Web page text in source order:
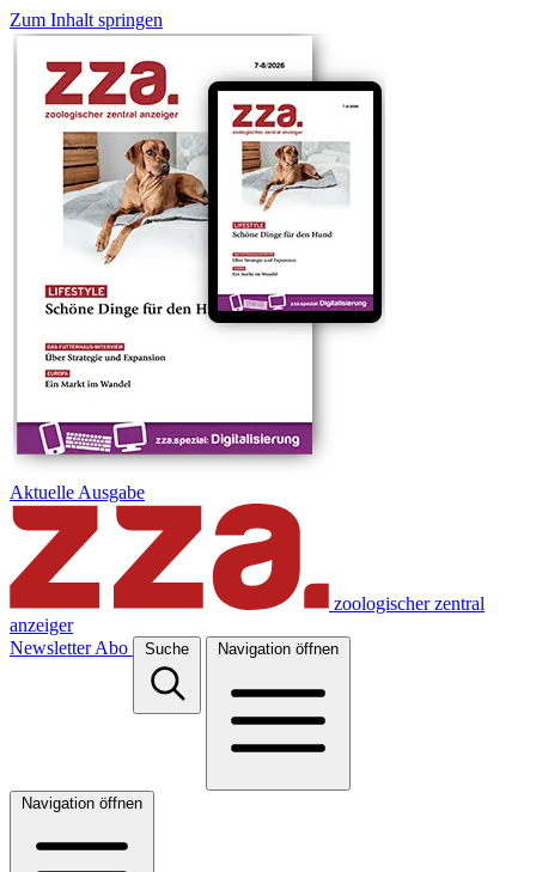
Zum Inhalt springen
Aktuelle Ausgabe
zoologischer zentral
anzeiger
Newsletter Abo Suche Navigation öffnen
Navigation öffnen